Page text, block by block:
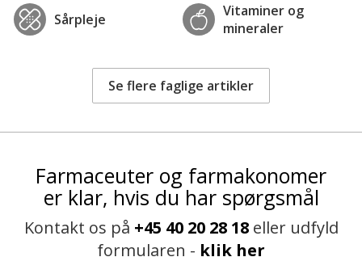
Sårpleje
Vitaminer og
mineraler
Se flere faglige artikler
Farmaceuter og farmakonomer
er klar, hvis du har spørgsmål
Kontakt os på +45 40 20 28 18eller udfyld
formularen - klik her